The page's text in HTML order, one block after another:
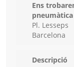
Ens
pneumàtica
Pl. Lesseps
Barcelona
Descripció